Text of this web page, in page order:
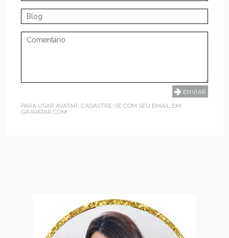
PARA USAR AVATAR, CADASTRE-SE COM SEU EMAIL EM
GRAVATAR.COM